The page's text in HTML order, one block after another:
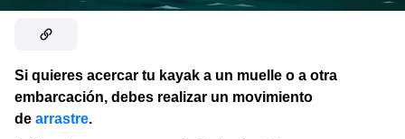
Si quieres acercar tu kayak a un muelle o a otra
embarcación, debes realizar un movimiento
de arrastre.